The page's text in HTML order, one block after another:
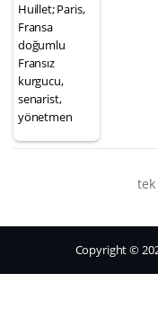
Huillet; Paris,
Fransa
doğumlu
Fransız
kurgucu,
senarist,
yönetmen
Copyright ©